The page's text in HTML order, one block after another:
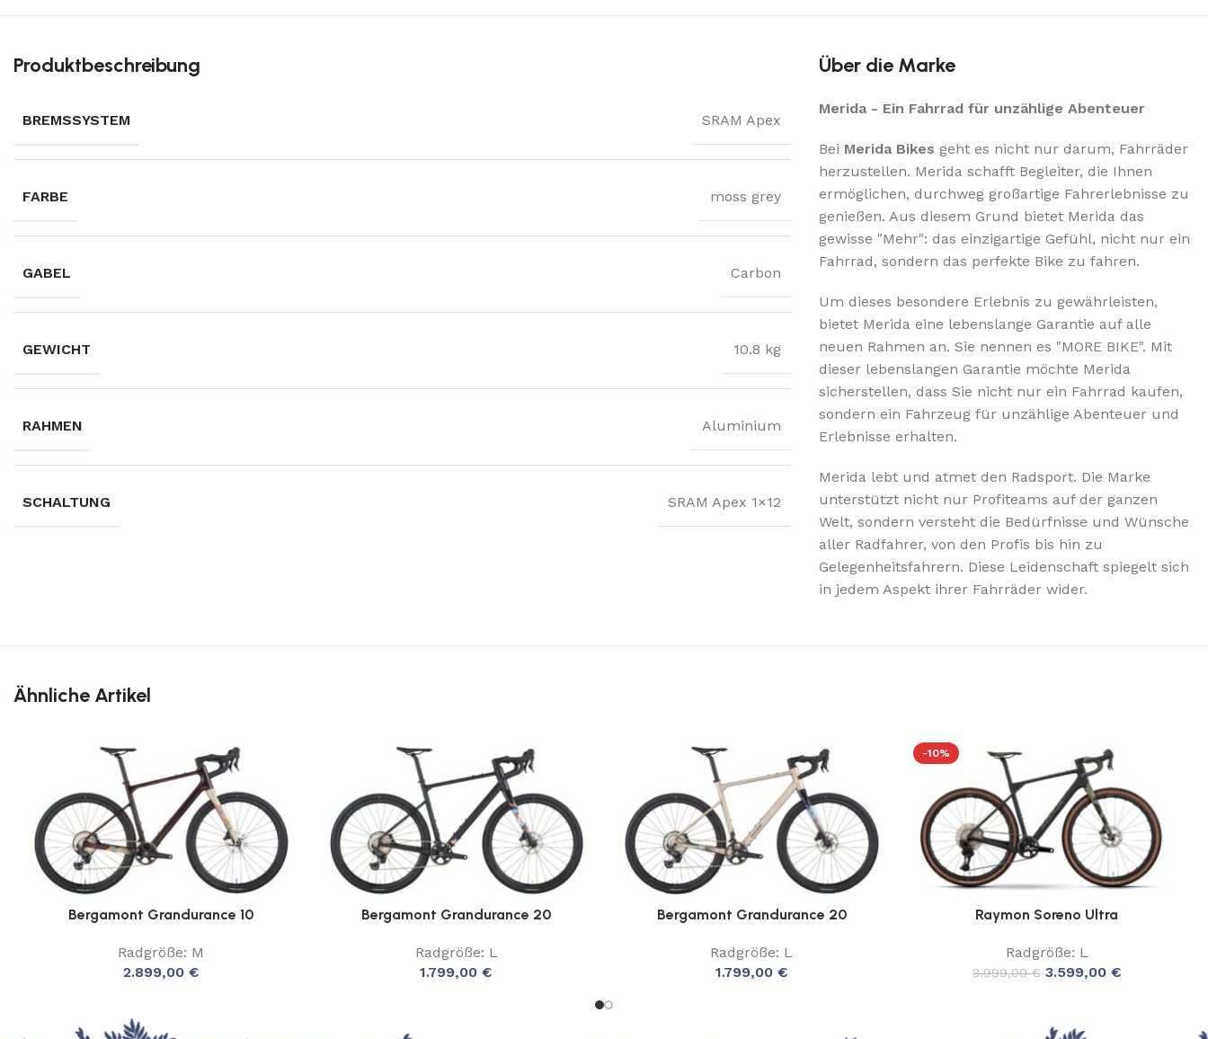
Produktbeschreibung
BREMSSYSTEM SRAM Apex
FARBE moss grey
GABEL Carbon
GEWICHT 10.8 kg
RAHMEN Aluminium
SCHALTUNG SRAM Apex 1×12
Über die Marke
Merida - Ein Fahrrad für unzählige Abenteuer
Bei Merida Bikes geht es nicht nur darum, Fahrräder
herzustellen. Merida schafft Begleiter, die Ihnen
ermöglichen, durchweg großartige Fahrerlebnisse zu
genießen. Aus diesem Grund bietet Merida das
gewisse "Mehr": das einzigartige Gefühl, nicht nur ein
Fahrrad, sondern das perfekte Bike zu fahren.
Um dieses besondere Erlebnis zu gewährleisten,
bietet Merida eine lebenslange Garantie auf alle
neuen Rahmen an. Sie nennen es "MORE BIKE". Mit
dieser lebenslangen Garantie möchte Merida
sicherstellen, dass Sie nicht nur ein Fahrrad kaufen,
sondern ein Fahrzeug für unzählige Abenteuer und
Erlebnisse erhalten.
Merida lebt und atmet den Radsport. Die Marke
unterstützt nicht nur Profiteams auf der ganzen
Welt, sondern versteht die Bedürfnisse und Wünsche
aller Radfahrer, von den Profis bis hin zu
Gelegenheitsfahrern. Diese Leidenschaft spiegelt sich
in jedem Aspekt ihrer Fahrräder wider.
Ähnliche Artikel
Bergamont Grandurance 10
Radgröße: M
2.899,00 €
Bergamont Grandurance 20
Radgröße: L
1.799,00€
Bergamont Grandurance 20
Radgröße: L
1.799,00 €
-10%
Raymon Soreno Ultra
Radgröße: L
3.999,00€ 3.599,00 €